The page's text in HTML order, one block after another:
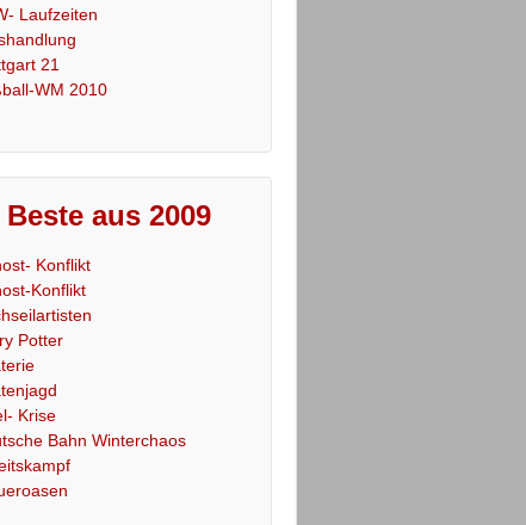
Laufzeiten
21
WM 2010
Beste aus 2009
Konflikt
Konflikt
Potter
Krise
Bahn Winterchaos